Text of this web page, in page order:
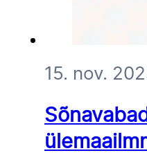
15. nov.